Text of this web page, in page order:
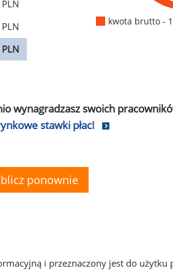
kwota brutto -
wynagradzasz swoich
stawki płac!
ponownie
i przeznaczony jest do użytku